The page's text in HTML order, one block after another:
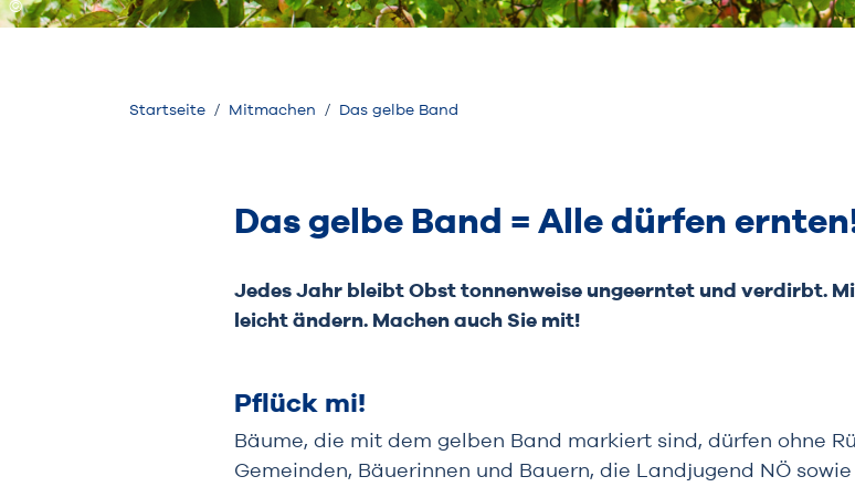
Startseite Mitmachen Das gelbe Band
Das gelbe Band = Alle dürfen
Jedes Jahr bleibt Obst tonnenweise ungeerntet und verdirbt.
leicht ändern. Machen auch Sie mit!
Pflück mi!
Bäume, die mit dem gelben Band markiert sind, dürfen ohne
Gemeinden, Bäuerinnen und Bauern, die Landjugend NÖ